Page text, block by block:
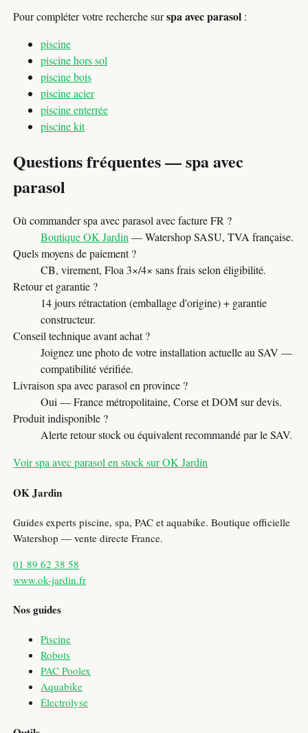
Pour compléter votre recherche surspa avec parasol :
piscine
piscine hors sol
piscine bois
piscine acier
piscine enterrée
piscine kit
Questions fréquentes — spa avec
parasol
Où commander spa avec parasol avec facture FR ?
Boutique OK Jardin— Watershop SASU, TVA française.
Quels moyens de paiement ?
CB, virement, Floa 3×/4× sans frais selon éligibilité.
Retour et garantie ?
14 jours rétractation (emballage d'origine) + garantie
constructeur.
Conseil technique avant achat ?
Joignez une photo de votre installation actuelle au SAV —
compatibilité vérifiée.
Livraison spa avec parasol en province ?
Oui — France métropolitaine, Corse et DOM sur devis.
Produit indisponible ?
Alerte retour stock ou équivalent recommandé par le SAV.
Voir spa avec parasol en stock sur OK Jardin
OK Jardin
Guides experts piscine, spa, PAC et aquabike. Boutique officielle
Watershop — vente directe France.
01 89 62 38 58
www.ok-jardin.fr
Nos guides
Piscine
Robots
PAC Poolex
Aquabike
Électrolyse